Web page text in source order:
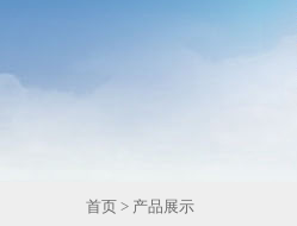
首页 > 产品展示